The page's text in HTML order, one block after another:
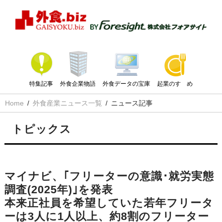
特集記事 外食企業物語 外食データの宝庫 起業のすゝめ
Home 外食産業ニュース一覧 ニュース記事
トピックス
マイナビ、｢フリーターの意識･就労実態
調査(2025年)｣を発表
本来正社員を希望していた若年フリータ
ーは3人に1人以上、約8割のフリーター